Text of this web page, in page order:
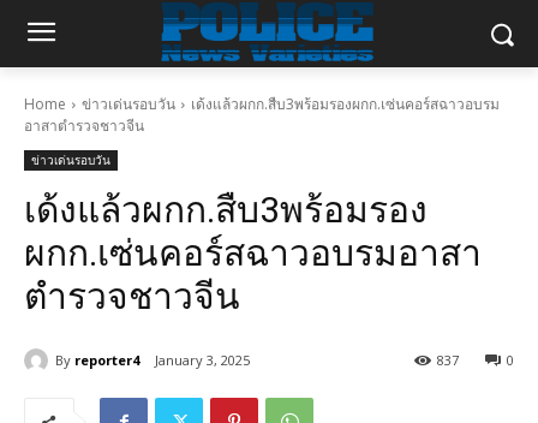
Home ข่าวเด่นรอบวัน
เด้งแล้วผกก.สืบ3พร้อมรองผกก.เซ่นคอร์สฉาวอบรม
อาสาตำรวจชาวจีน
ข่าวเด่นรอบวัน
เด้งแล้วผกก.สืบ3พร้อมรอง
ผกก.เซ่นคอร์สฉาวอบรมอาสา
ตำรวจชาวจีน
By reporter4 January 3, 2025 0
837